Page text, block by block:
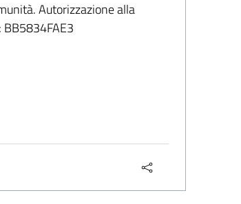
Autorizzazione alla